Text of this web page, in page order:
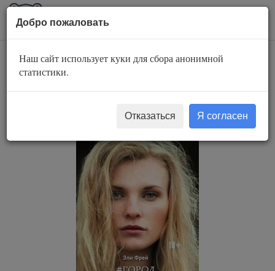
AuBook.org
#Город за
изгородью
Добро пожаловать
Наш сайт использует куки для сбора анонимной
статистики.
Отказаться Я согласен